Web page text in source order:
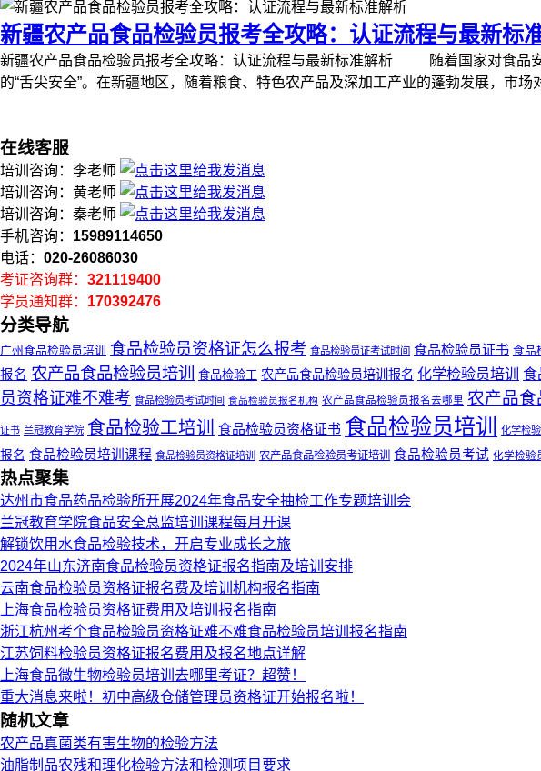
新疆农产品食品检验员报考全攻略：认证流程与最新标
新疆农产品食品检验员报考全攻略：认证流程与最新标准解析 随着国家对食品
的“舌尖安全”。在新疆地区，随着粮食、特色农产品及深加工产业的蓬勃发展，市
在线客服
培训咨询：李老师
培训咨询：黄老师
培训咨询：秦老师
手机咨询： 15989114650
电话： 020-26086030
考证咨询群： 321119400
学员通知群： 170392476
分类导航
广州食品检验员培训 食品检验员资格证怎么报考 食品检验员证考试时间 食品检验员证书 食品
报名 农产品食品检验员培训 食品检验工 农产品食品检验员培训报名 化学检验员培训 食
员资格证难不难考 食品检验员考试时间 食品检验员报名机构 农产品食品检验员报名去哪里 农产品食
证书 兰冠教育学院 食品检验工培训 食品检验员资格证书 食品检验员培训 化学检
报名 食品检验员培训课程 食品检验员资格证培训 农产品食品检验员考证培训 食品检验员考试 化学检验
热点聚集
达州市食品药品检验所开展2024年食品安全抽检工作专题培训会
兰冠教育学院食品安全总监培训课程每月开课
解锁饮用水食品检验技术，开启专业成长之旅
2024年山东济南食品检验员资格证报名指南及培训安排
云南食品检验员资格证报名费及培训机构报名指南
上海食品检验员资格证费用及培训报名指南
浙江杭州考个食品检验员资格证难不难食品检验员培训报名指南
江苏饲料检验员资格证报名费用及报名地点详解
上海食品微生物检验员培训去哪里考证？超赞！
重大消息来啦！初中高级仓储管理员资格证开始报名啦！
随机文章
农产品真菌类有害生物的检验方法
油脂制品农残和理化检验方法和检测项目要求